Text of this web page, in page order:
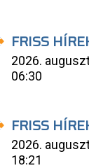
FRISS
2026.
06:30
FRISS
2026.
18:21